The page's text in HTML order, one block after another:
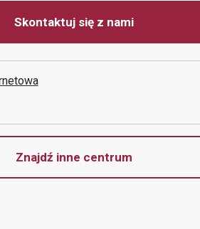
Skontaktuj się z nami
Znajdź inne centrum